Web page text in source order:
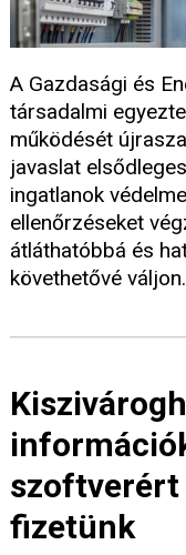
A Gazdasági és
társadalmi
működését
javaslat
ingatlanok
ellenőrzéseket
átláthatóbbá és
követhetővé váljon.
szoftverért
fizetünk